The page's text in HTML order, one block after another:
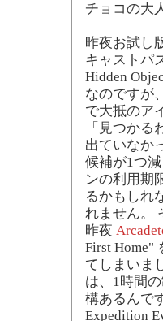
チョコの大
昨夜お試し
キャストパ
Hidden
なのですが
で大抵のア
「見つか
出ていなか
候補が1つ
ンの利用期
るかもしれ
れません。
昨夜
First Home"
てしまいま
は、1時間
構あるんで
Expedition